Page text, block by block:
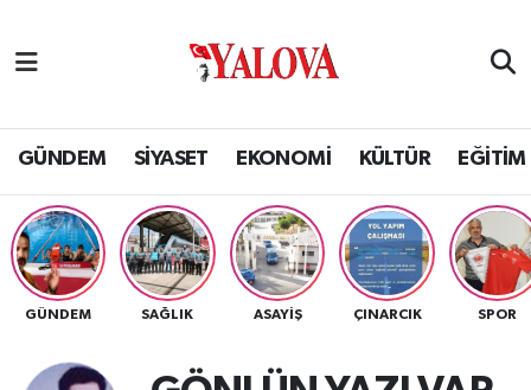
GÜNDEM SİYASET EKONOMİ KÜLTÜR EĞİTİM
GÜNDEM SAĞLIK ASAYİŞ ÇINARCIK SPOR
SİYASET
EKONOMİ
KÜLTÜR
Yalova Nöbetçi Eczaneler
Yalova Hava Durumu
Yalova Namaz Vakitleri
Yalova Trafik Yoğunluk Haritası